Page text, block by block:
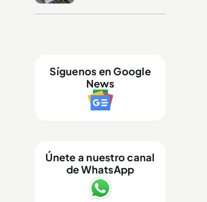
Síguenos en Google
News
Únete a nuestro canal
de WhatsApp